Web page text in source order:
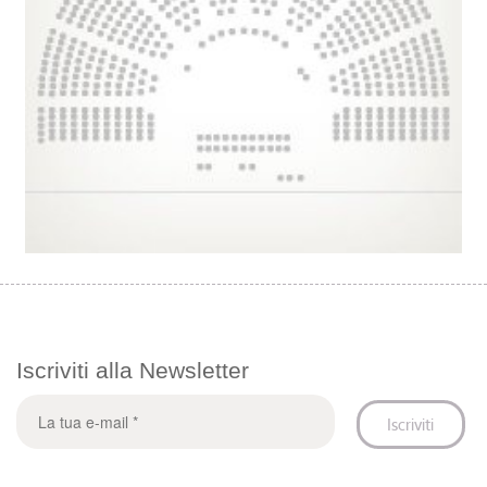
Iscriviti alla Newsletter